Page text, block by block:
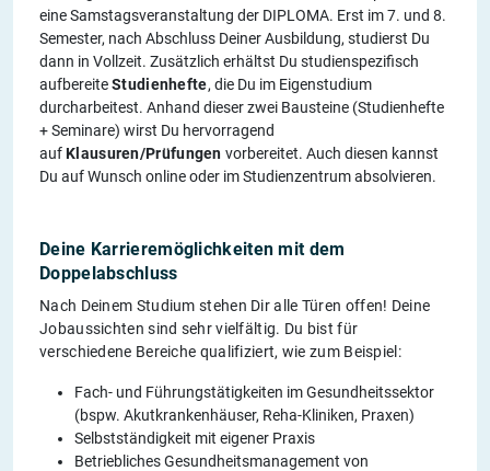
eine Samstagsveranstaltung der DIPLOMA. Erst im 7. und 8.
Semester, nach Abschluss Deiner Ausbildung, studierst Du
dann in Vollzeit. Zusätzlich erhältst Du studienspezifisch
aufbereiteStudienhefte, die Du im Eigenstudium
durcharbeitest. Anhand dieser zwei Bausteine (Studienhefte
+ Seminare) wirst Du hervorragend
aufKlausuren/Prüfungen vorbereitet. Auch diesen kannst
Du auf Wunsch online oder im Studienzentrum absolvieren.
Deine Karrieremöglichkeiten mit dem
Doppelabschluss
Nach Deinem Studium stehen Dir alle Türen offen! Deine
Jobaussichten sind sehr vielfältig. Du bist für
verschiedene Bereiche qualifiziert, wie zum Beispiel:
Fach- und Führungstätigkeiten im Gesundheitssektor
(bspw. Akutkrankenhäuser, Reha-Kliniken, Praxen)
Selbstständigkeit mit eigener Praxis
Betriebliches Gesundheitsmanagement von